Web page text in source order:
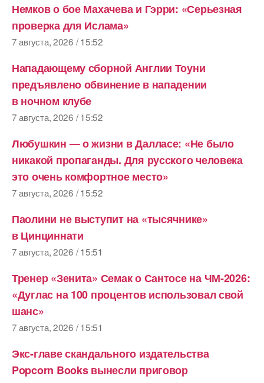
Немков о бое Махачева и Гэрри: «Серьезная
проверка для Ислама»
7 августа, 2026 / 15:52
Нападающему сборной Англии Тоуни
предъявлено обвинение в нападении
в ночном клубе
7 августа, 2026 / 15:52
Любушкин — о жизни в Далласе: «Не было
никакой пропаганды. Для русского человека
это очень комфортное место»
7 августа, 2026 / 15:52
Паолини не выступит на «тысячнике»
в Цинциннати
7 августа, 2026 / 15:51
Тренер «Зенита» Семак о Сантосе на ЧМ-2026:
«Дуглас на 100 процентов использовал свой
шанс»
7 августа, 2026 / 15:51
Экс-главе скандального издательства
Popcorn Books вынесли приговор